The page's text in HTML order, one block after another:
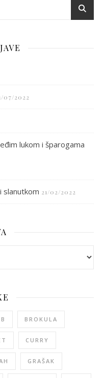
07/2022
lukom i šparogama
slanutkom 21/02/2022
BROKULA
CURRY
GRAŠAK